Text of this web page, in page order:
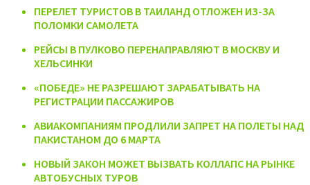
ПЕРЕЛЕТ ТУРИСТОВ В ТАИЛАНД ОТЛОЖЕН ИЗ-ЗА
ПОЛОМКИ САМОЛЕТА
РЕЙСЫ В ПУЛКОВО ПЕРЕНАПРАВЛЯЮТ В МОСКВУ И
ХЕЛЬСИНКИ
«ПОБЕДЕ» НЕ РАЗРЕШАЮТ ЗАРАБАТЫВАТЬ НА
РЕГИСТРАЦИИ ПАССАЖИРОВ
АВИАКОМПАНИЯМ ПРОДЛИЛИ ЗАПРЕТ НА ПОЛЕТЫ НАД
ПАКИСТАНОМ ДО 6 МАРТА
НОВЫЙ ЗАКОН МОЖЕТ ВЫЗВАТЬ КОЛЛАПС НА РЫНКЕ
АВТОБУСНЫХ ТУРОВ